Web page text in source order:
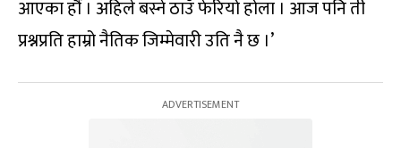
आएका हौं । अहिले बस्ने ठाउँ फेरियो होला । आज पनि ती
प्रश्नप्रति हाम्रो नैतिक जिम्मेवारी उति नै छ ।’